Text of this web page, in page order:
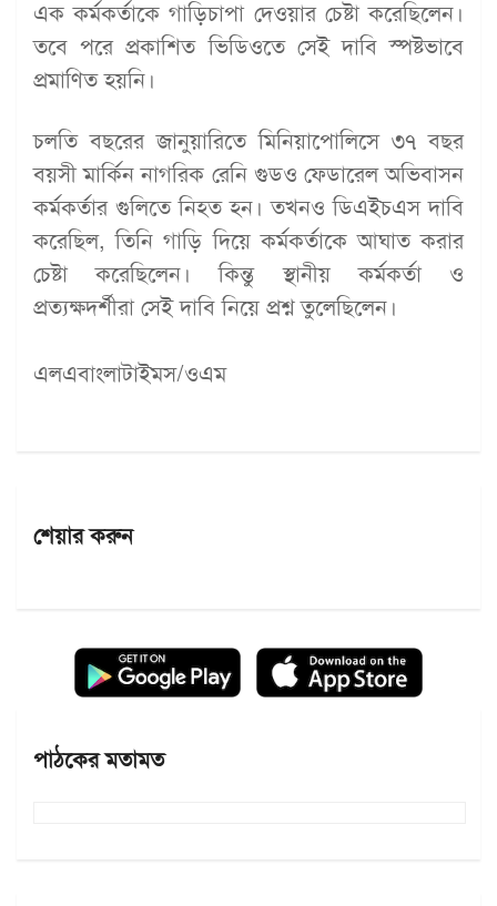
এক কর্মকর্তাকে গাড়িচাপা দেওয়ার চেষ্টা করেছিলেন।
তবে পরে প্রকাশিত ভিডিওতে সেই দাবি স্পষ্টভাবে
প্রমাণিত হয়নি।
চলতি বছরের জানুয়ারিতে মিনিয়াপোলিসে ৩৭ বছর
বয়সী মার্কিন নাগরিক রেনি গুডও ফেডারেল অভিবাসন
কর্মকর্তার গুলিতে নিহত হন। তখনও ডিএইচএস দাবি
করেছিল, তিনি গাড়ি দিয়ে কর্মকর্তাকে আঘাত করার
চেষ্টা করেছিলেন। কিন্তু স্থানীয় কর্মকর্তা ও
প্রত্যক্ষদর্শীরা সেই দাবি নিয়ে প্রশ্ন তুলেছিলেন।
এলএবাংলাটাইমস/ওএম
শেয়ার করুন
পাঠকের মতামত